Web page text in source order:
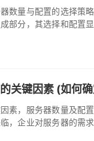
数量与配置的选择策
部分，其选择和配置
器数量以及如何选择
关键因素 (如何
素，服务器数量及配
，企业对服务器的需